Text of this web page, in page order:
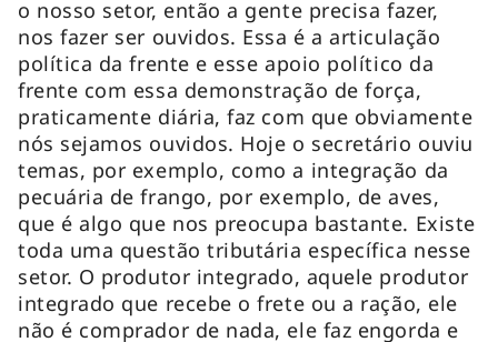
o nosso setor, então a gente precisa fazer,
nos fazer ser ouvidos. Essa é a articulação
política da frente e esse apoio político da
frente com essa demonstração de força,
praticamente diária, faz com que obviamente
nós sejamos ouvidos. Hoje o secretário ouviu
temas, por exemplo, como a integração da
pecuária de frango, por exemplo, de aves,
que é algo que nos preocupa bastante. Existe
toda uma questão tributária específica nesse
setor. O produtor integrado, aquele produtor
integrado que recebe o frete ou a ração, ele
não é comprador de nada, ele faz engorda e